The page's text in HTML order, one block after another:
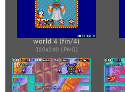
world 4 (fin/4)
320x240 (PNG)